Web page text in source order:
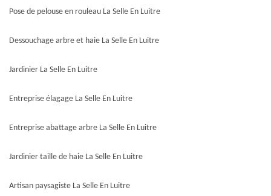
Pose de pelouse en rouleau La Selle En Luitre
Dessouchage arbre et haie La Selle En Luitre
Jardinier La Selle En Luitre
Entreprise élagage La Selle En Luitre
Entreprise abattage arbre La Selle En Luitre
Jardinier taille de haie La Selle En Luitre
Artisan paysagiste La Selle En Luitre